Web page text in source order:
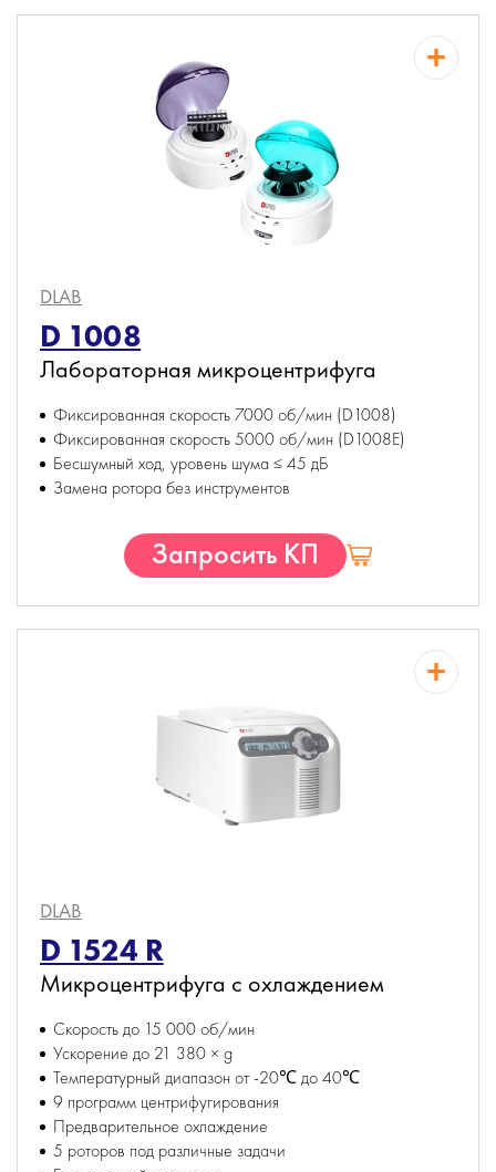
DLAB
D 1008
Лабораторная микроцентрифуга
Фиксированная скорость 7000 об/мин (D1008)
Фиксированная скорость 5000 об/мин (D1008E)
Бесшумный ход, уровень шума ≤ 45 дБ
Замена ротора без инструментов
Запросить КП
DLAB
D 1524 R
Микроцентрифуга с охлаждением
Скорость до 15 000 об/мин
Ускорение до 21 380 × g
Температурный диапазон от -20℃ до 40℃
9 программ центрифугирования
Предварительное охлаждение
5 роторов под различные задачи